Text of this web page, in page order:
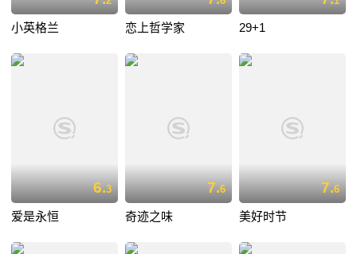
小英格兰 恋上哲学家 29+1
6.3
爱是永恒
7.6
奇迹之味
7.6
美好时节